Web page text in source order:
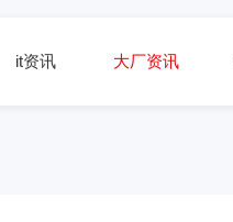
it资讯 大厂资讯